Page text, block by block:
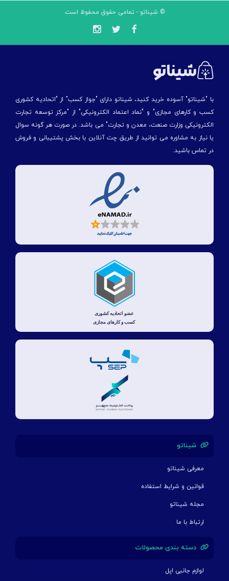
© شیناتو - تمامی حقوق محفوظ است.
با "شیناتو" آسوده خرید کنید، شیناتو دارای "جواز کسب" از "اتحادیه کشوری
کسب و کارهای مجازی" و "نماد اعتماد الکترونیکی" از "مركز توسعه تجارت
الكترونیكی وزارت صنعت، معدن و تجارت" می باشد. در صورت هر گونه سوال
یا نیاز به مشاوره می توانید از طریق چت آنلاین با بخش پشتیبانی و فروش
در تماس باشید.
شیناتو
معرفی شیناتو
قوانین و شرایط استفاده
مجله شیناتو
ارتباط با ما
دسته بندی محصولات
لوازم جانبی اپل